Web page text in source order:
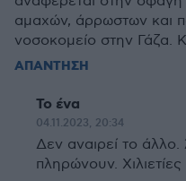
αμαχών, άρρωστων και
νοσοκομείο στην Γάζα.
ΑΠΑΝΤΗΣΗ
Το ένα
04.11.2023, 20:34
Δεν αναιρεί το
πληρώνουν.